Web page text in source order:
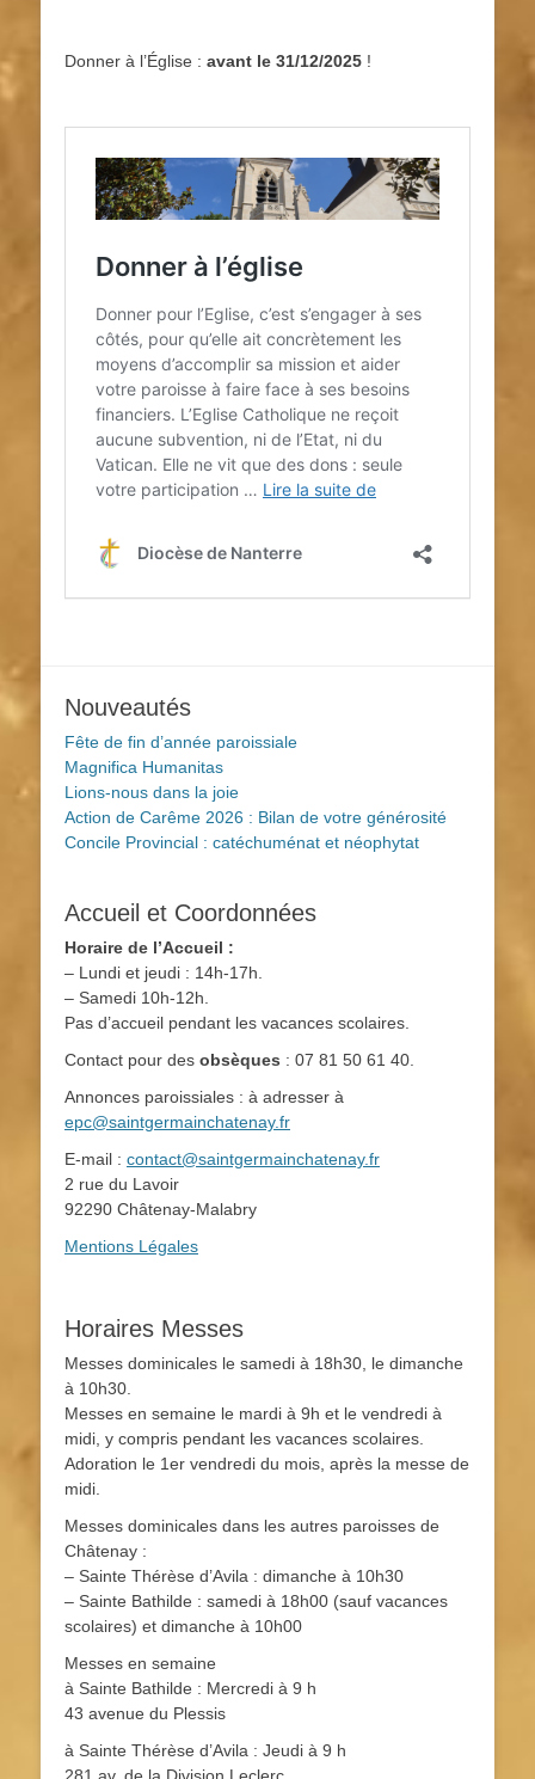
Donner à l’Église : avant le 31/12/2025 !
Nouveautés
Fête de fin d’année paroissiale
Magnifica Humanitas
Lions-nous dans la joie
Action de Carême 2026 : Bilan de votre générosité
Concile Provincial : catéchuménat et néophytat
Accueil et Coordonnées
Horaire de l’Accueil :
– Lundi et jeudi : 14h-17h.
– Samedi 10h-12h.
Pas d’accueil pendant les vacances scolaires.
Contact pour des obsèques : 07 81 50 61 40.
Annonces paroissiales : à adresser à
epc@saintgermainchatenay.fr
E-mail : contact@saintgermainchatenay.fr
2 rue du Lavoir
92290 Châtenay-Malabry
Mentions Légales
Horaires Messes
Messes dominicales le samedi à 18h30, le dimanche
à 10h30.
Messes en semaine le mardi à 9h et le vendredi à
midi, y compris pendant les vacances scolaires.
Adoration le 1er vendredi du mois, après la messe de
midi.
Messes dominicales dans les autres paroisses de
Châtenay :
– Sainte Thérèse d’Avila : dimanche à 10h30
– Sainte Bathilde : samedi à 18h00 (sauf vacances
scolaires) et dimanche à 10h00
Messes en semaine
à Sainte Bathilde : Mercredi à 9 h
43 avenue du Plessis
à Sainte Thérèse d’Avila : Jeudi à 9 h